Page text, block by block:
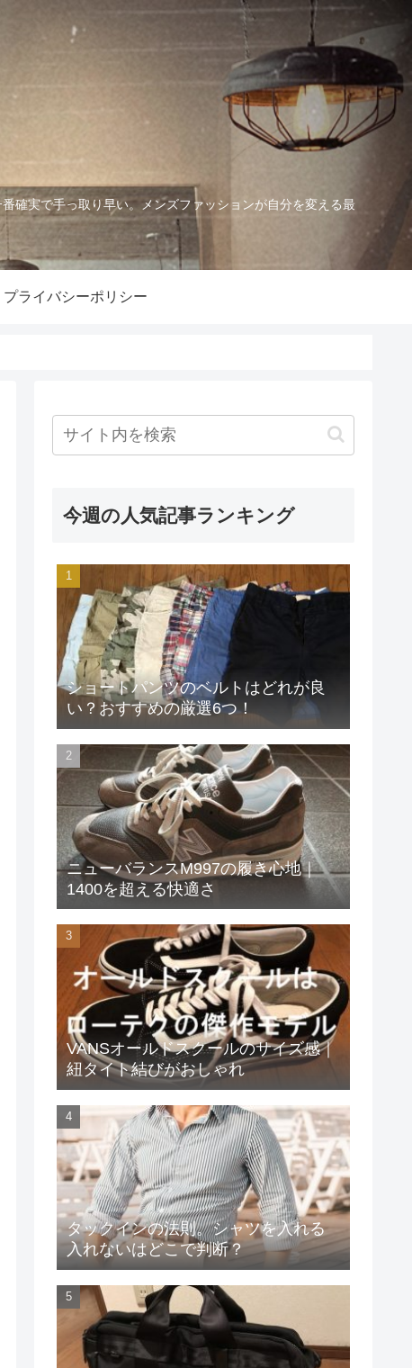
確実で手っ取り早い。メンズファッションが自分を変える最
プライバシーポリシー
今週の人気記事ランキング
ショートパンツのベルトはどれが良
い？おすすめの厳選6つ！
ニューバランスM997の履き心地｜
1400を超える快適さ
VANSオールドスクールのサイズ感｜
紐タイト結びがおしゃれ
タックインの法則。シャツを入れる
入れないはどこで判断？